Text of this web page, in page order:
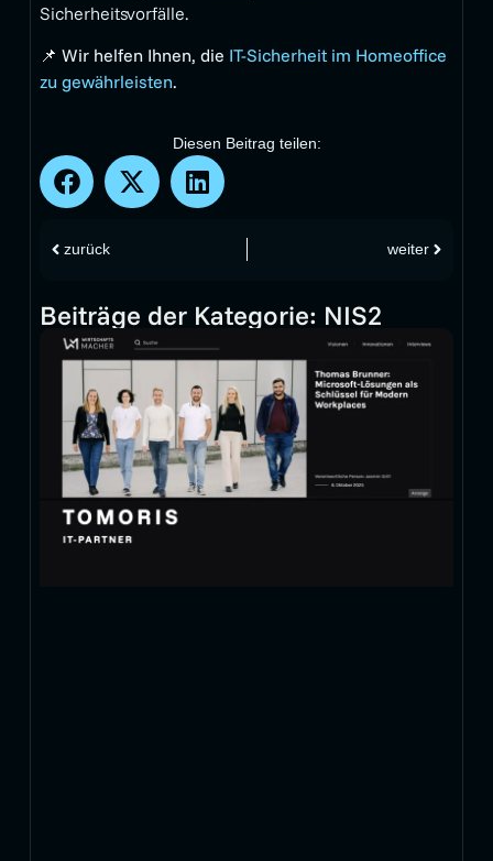
Sicherheitsvorfälle.
📌 Wir helfen Ihnen, die IT-Sicherheit im Homeoffice
zu gewährleisten.
Diesen Beitrag teilen:
zurück weiter
Beiträge der Kategorie: NIS2